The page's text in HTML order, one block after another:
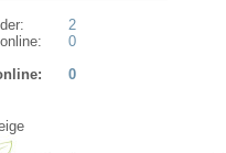
2
0
0